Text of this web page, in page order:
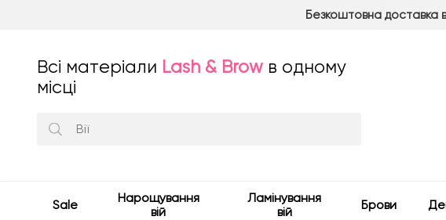
Безкоштовна доставка
Всі матеріали Lash & Brow в одному
місці
Sale
Нарощування
вій
Ламінування
вій
Брови